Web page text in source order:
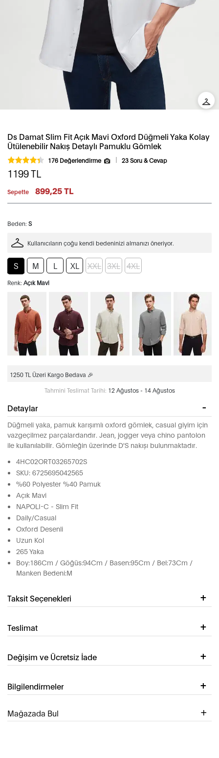
Ds Damat Slim Fit Açık Mavi Oxford Düğmeli Yaka Kolay
Ütülenebilir Nakış Detaylı Pamuklu Gömlek
176 Değerlendirme 23 Soru & Cevap
1199TL
Sepette 899,25 TL
Beden: S
Kullanıcıların çoğu kendi bedeninizi almanızı öneriyor.
S M L XL XXL 3XL 4XL
Renk: Açık Mavi
1250 TL Üzeri Kargo Bedava 🎉
Tahmini Teslimat Tarihi: 12 Ağustos - 14 Ağustos
Detaylar
Düğmeli yaka, pamuk karışımlı oxford gömlek, casual giyim için
vazgeçilmez parçalardandır. Jean, jogger veya chino pantolon
ile kullanılabilir. Gömleğin üzerinde D'S nakışı bulunmaktadır.
4HC02ORT03265702S
SKU: 6725695042565
%60 Polyester %40 Pamuk
Açık Mavi
NAPOLI-C - Slim Fit
Daily/Casual
Oxford Desenli
Uzun Kol
265 Yaka
Boy:186Cm / Göğüs:94Cm / Basen:95Cm / Bel:73Cm /
Manken Bedeni:M
Taksit Seçenekleri
Teslimat
Değişim ve Ücretsiz İade
Bilgilendirmeler
Mağazada Bul